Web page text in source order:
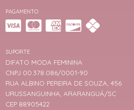
PAGAMENTO
SUPORTE
DIFATO MODA FEMININA
CNPJ 00.378.086/0001-90
RUA ALBINO PEREIRA DE SOUZA, 456
URUSSANGUINHA, ARARANGUÁ/SC
CEP 88905422